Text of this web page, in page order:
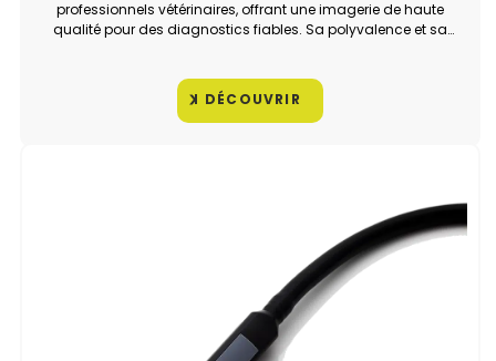
professionnels vétérinaires, offrant une imagerie de haute
qualité pour des diagnostics fiables. Sa polyvalence et sa
précis.
DÉCOUVRIR